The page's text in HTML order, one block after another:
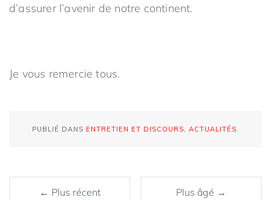
d’assurer l’avenir de notre continent.
Je vous remercie tous.
PUBLIÉ DANS ENTRETIEN ET DISCOURS ACTUALITÉS
← Plus récent
Plus âgé →